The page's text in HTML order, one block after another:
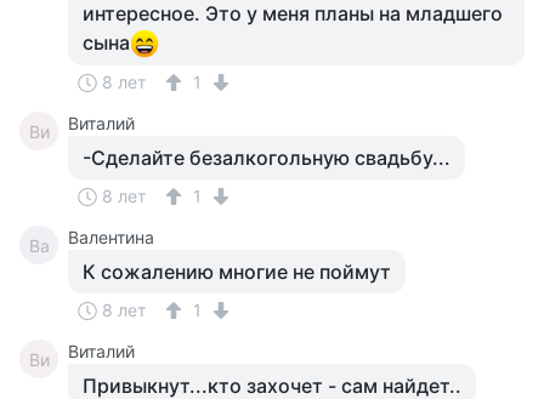
интересное. Это у меня планы на младшего
сына
8 лет 1
Ви Виталий
-Сделайте безалкогольную свадьбу...
8 лет 1
Ва Валентина
К сожалению многие не поймут
8 лет 1
Ви Виталий
Привыкнут...кто захочет - сам найдет..